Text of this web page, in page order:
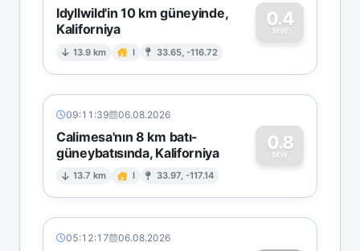
Idyllwild'in 10 km güneyinde,
Kaliforniya
13.9 km I 33.65, -116.72
0.4
MW
0
09:11:39 06.08.2026
Calimesa'nın 8 km batı-
güneybatısında, Kaliforniya
13.7 km I 33.97, -117.14
0.8
MW
0
05:12:17 06.08.2026